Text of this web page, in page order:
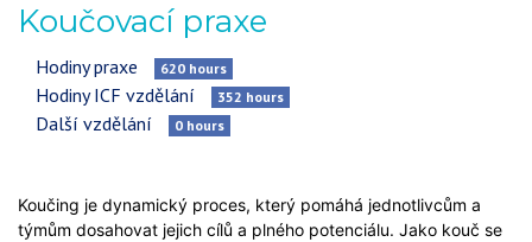
Koučovací praxe
Hodiny praxe 620 hours
Hodiny ICF vzdělání 352 hours
Další vzdělání 0 hours
Koučing je dynamický proces, který pomáhá jednotlivcům a
týmům dosahovat jejich cílů a plného potenciálu. Jako kouč se